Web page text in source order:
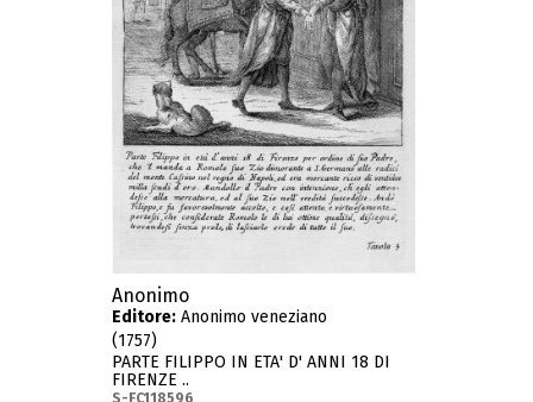
Anonimo
Editore: Anonimo veneziano
(1757)
PARTE FILIPPO IN ETA' D' ANNI 18 DI
FIRENZE ..